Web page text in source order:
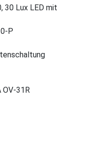
30 Lux LED mit
P
OV-31R